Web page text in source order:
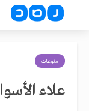
منوعات
علاء